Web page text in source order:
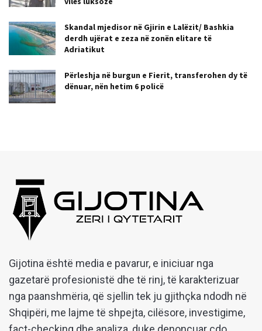
Skandal mjedisor në Gjirin e Lalëzit/ Bashkia
derdh ujërat e zeza në zonën elitare të
Adriatikut
Përleshja në burgun e Fierit, transferohen dy të
dënuar, nën hetim 6 policë
Gijotina është media e pavarur, e iniciuar nga
gazetarë profesionistë dhe të rinj, të karakterizuar
nga paanshmëria, që sjellin tek ju gjithçka ndodh në
Shqipëri, me lajme të shpejta, cilësore, investigime,